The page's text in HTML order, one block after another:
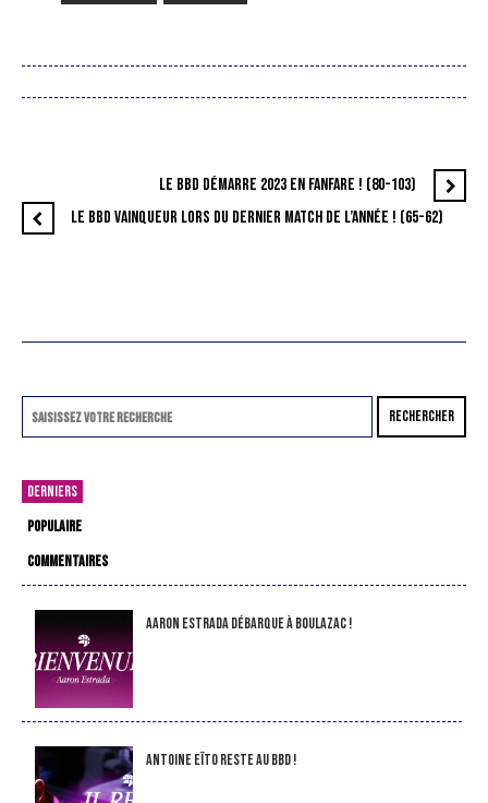
LE BBD DÉMARRE 2023 EN FANFARE ! (80-103)
LE BBD VAINQUEUR LORS DU DERNIER MATCH DE L’ANNÉE ! (65-62)
RECHERCHER
DERNIERS
POPULAIRE
COMMENTAIRES
Aaron Estrada débarque à Boulazac !
Antoine Eïto reste au BBD !